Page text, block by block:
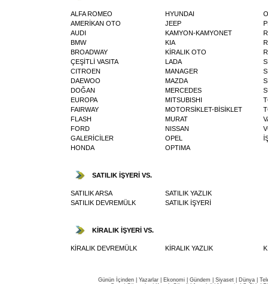
ALFA ROMEO
AMERİKAN OTO
AUDI
BMW
BROADWAY
ÇEŞİTLİ VASITA
CITROEN
DAEWOO
DOĞAN
EUROPA
FAIRWAY
FLASH
FORD
GALERİCİLER
HONDA
HYUNDAI
JEEP
KAMYON-KAMYONET
KIA
KİRALIK OTO
LADA
MANAGER
MAZDA
MERCEDES
MITSUBISHI
MOTORSİKLET-BİSİKLET
MURAT
NISSAN
OPEL
OPTIMA
SATILIK İŞYERİ VS.
SATILIK ARSA
SATILIK DEVREMÜLK
SATILIK YAZLIK
SATILIK İŞYERİ
KİRALIK İŞYERİ VS.
KİRALIK DEVREMÜLK KİRALIK YAZLIK
Günün İçinden Yazarlar Ekonomi Gündem Siyaset Dünya |